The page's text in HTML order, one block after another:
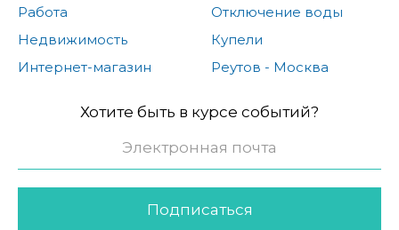
Работа
Недвижимость
Интернет-магазин
Отключение воды
Купели
Реутов - Москва
Хотите быть в курсе событий?
Подписаться